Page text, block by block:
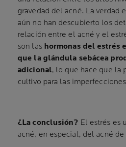
gravedad del acné. La verdad
aún no han descubierto los
relación entre el acné y el
son las hormonas del estrés
que la glándula sebácea
adicional, lo que hace que la
cultivo para las
¿La conclusión? El estrés es
acné, en especial, del acné